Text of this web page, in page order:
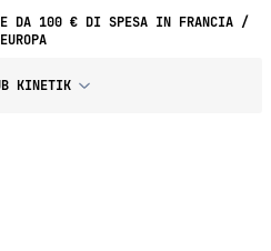
DA 100 € DI SPESA IN FRANCIA /
KINETIK